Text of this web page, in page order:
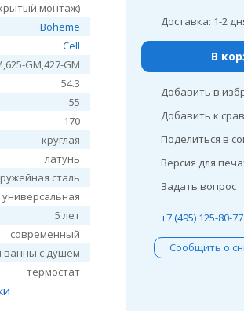
монтаж)
Boheme
Cell
GM,427-GM
54.3
55
170
круглая
латунь
сталь
универсальная
5 лет
современный
ванны с душем
термостат
Доставка: 1-2
В
Добавить в
Добавить к
Поделиться в
Версия для
Задать вопрос
+7 (495) 125-80-77
Сообщить о